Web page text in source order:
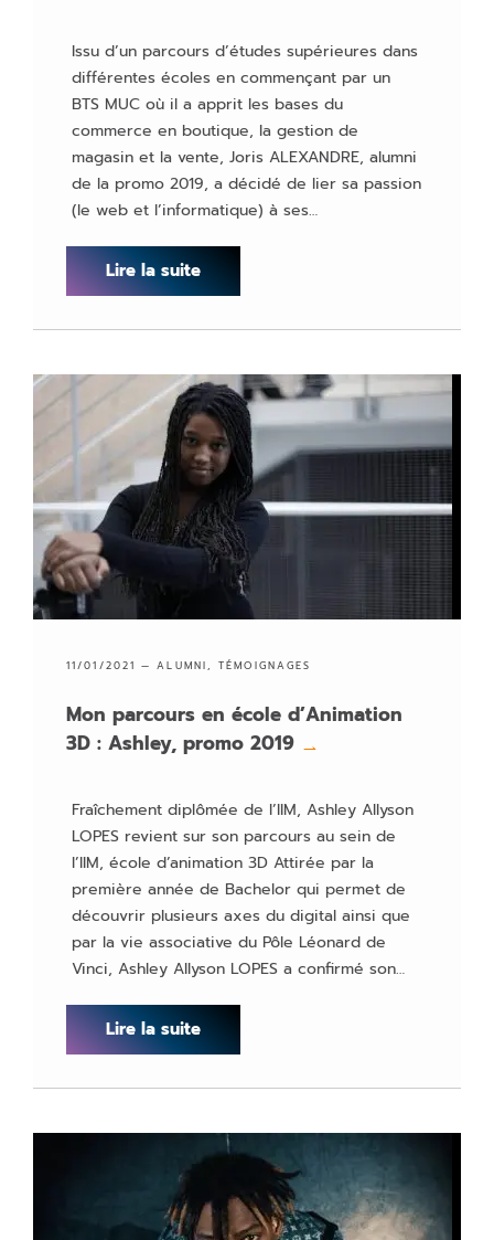
Issu d’un parcours d’études supérieures dans
différentes écoles en commençant par un
BTS MUC où il a apprit les bases du
commerce en boutique, la gestion de
magasin et la vente, Joris ALEXANDRE, alumni
de la promo 2019, a décidé de lier sa passion
(le web et l’informatique) à ses…
Lire la suite
11/01/2021 —ALUMNI,TÉMOIGNAGES
Mon parcours en école d’Animation
3D : Ashley, promo 2019 →
Fraîchement diplômée de l’IIM, Ashley Allyson
LOPES revient sur son parcours au sein de
l’IIM, école d’animation 3D Attirée par la
première année de Bachelor qui permet de
découvrir plusieurs axes du digital ainsi que
par la vie associative du Pôle Léonard de
Vinci, Ashley Allyson LOPES a confirmé son…
Lire la suite